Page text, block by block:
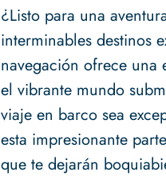
¿Listo para una
interminables destinos
navegación ofrece una
el vibrante mundo
viaje en barco sea
esta impresionante
que te dejarán